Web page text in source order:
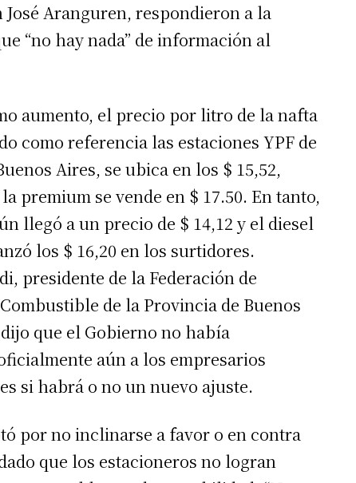
José Aranguren, respondieron a la
“no hay nada” de información al
aumento, el precio por litro de la nafta
como referencia las estaciones YPF de
Aires, se ubica en los $ 15,52,
premium se vende en $ 17.50. En tanto,
llegó a un precio de $ 14,12 y el diesel
los $ 16,20 en los surtidores.
presidente de la Federación de
de la Provincia de Buenos
que el Gobierno no había
aún a los empresarios
si habrá o no un nuevo ajuste.
por no inclinarse a favor o en contra
que los estacioneros no logran